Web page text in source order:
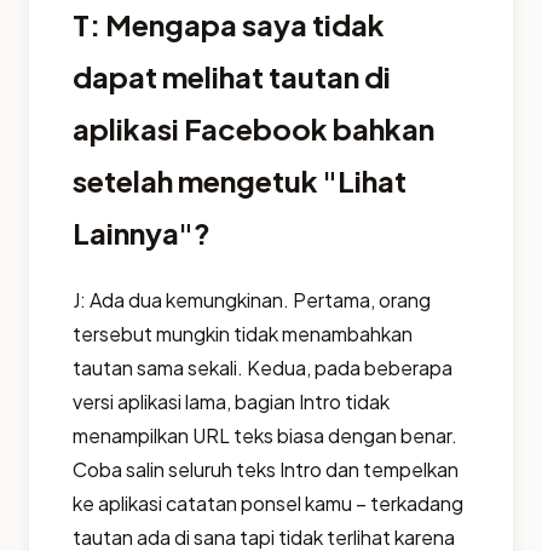
T: Mengapa saya tidak
dapat melihat tautan di
aplikasi Facebook bahkan
setelah mengetuk "Lihat
Lainnya"?
J: Ada dua kemungkinan. Pertama, orang
tersebut mungkin tidak menambahkan
tautan sama sekali. Kedua, pada beberapa
versi aplikasi lama, bagian Intro tidak
menampilkan URL teks biasa dengan benar.
Coba salin seluruh teks Intro dan tempelkan
ke aplikasi catatan ponsel kamu – terkadang
tautan ada di sana tapi tidak terlihat karena